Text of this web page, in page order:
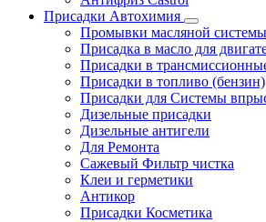
Присадки Автохимия
Промывки масляной системы
Присадка в масло для
Присадки в
Присадки в топливо (бензин)
Присадки для Системы
Дизельные присадки
Дизельные антигели
Для Ремонта
Сажевый Фильтр чистка
Клеи и герметики
Антикор
Присадки Косметика